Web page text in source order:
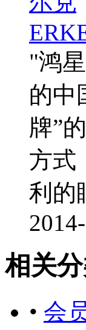
"鸿
的中
牌”
方式
利的
相关
• 会